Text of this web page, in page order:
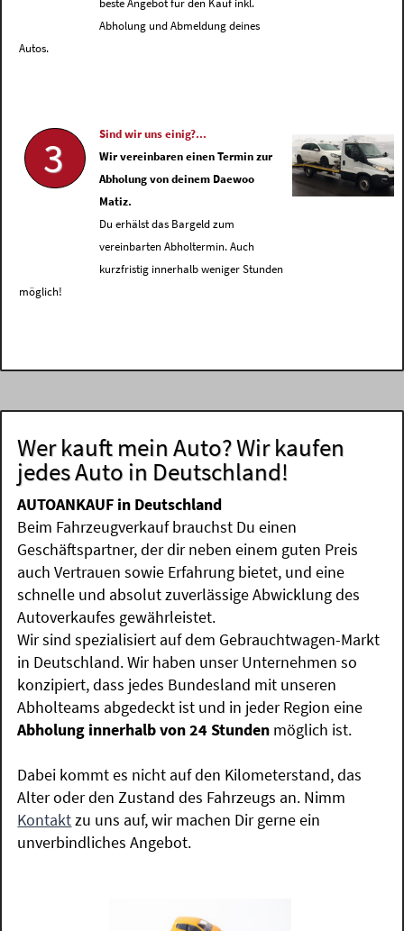
beste Angebot für den Kauf inkl.
Abholung und Abmeldung deines
Autos.
3
Sind wir uns einig?...
Wir vereinbaren einen Termin zur
Abholung von deinem Daewoo
Matiz.
Du erhälst das Bargeld zum
vereinbarten Abholtermin. Auch
kurzfristig innerhalb weniger Stunden
möglich!
Wer kauft mein Auto? Wir kaufen
jedes Auto in Deutschland!
AUTOANKAUF in Deutschland
Beim Fahrzeugverkauf brauchst Du einen
Geschäftspartner, der dir neben einem guten Preis
auch Vertrauen sowie Erfahrung bietet, und eine
schnelle und absolut zuverlässige Abwicklung des
Autoverkaufes gewährleistet.
Wir sind spezialisiert auf dem Gebrauchtwagen-Markt
in Deutschland. Wir haben unser Unternehmen so
konzipiert, dass jedes Bundesland mit unseren
Abholteams abgedeckt ist und in jeder Region eine
Abholung innerhalb von 24 Stunden möglich ist.
Dabei kommt es nicht auf den Kilometerstand, das
Alter oder den Zustand des Fahrzeugs an. Nimm
Kontaktzu uns auf, wir machen Dir gerne ein
unverbindliches Angebot.